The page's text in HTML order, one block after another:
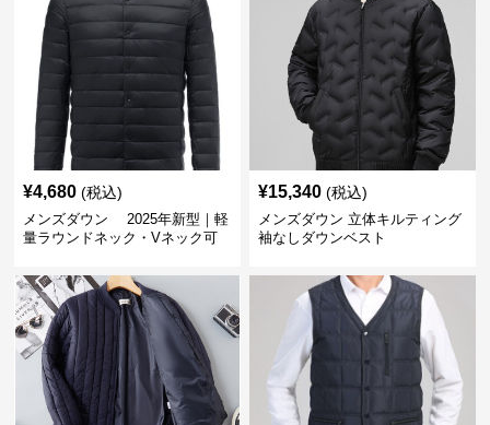
¥4,680 (税込)
メンズダウン 2025年新型｜軽
量ラウンドネック・Vネック可
¥15,340 (税込)
メンズダウン 立体キルティング
袖なしダウンベスト